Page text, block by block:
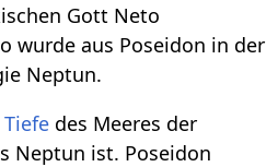
Gott Neto
wurde aus Poseidon in der
Neptun.
Tiefe des Meeres der
Neptun ist. Poseidon